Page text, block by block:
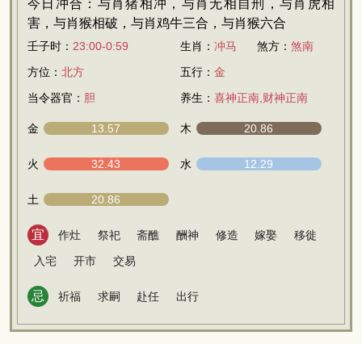
今日冲合：与肖猪相冲，与肖无相自刑，与肖虎相
害，与肖猴相破，与肖鸡牛三合，与肖猴六合
壬子时： 23:00-0:59 生肖： 冲马 煞方： 煞南
方位： 北方 五行： 金
当令器官： 胆 养生： 喜神正南,财神正南
金 13.57 木 20.86
火 32.43 水 12.29
土 20.86
宜 作灶 祭祀 斋醮 酬神 修造 嫁娶
移徙
入宅
开市 交易
忌 祈福 求嗣 赴任 出行